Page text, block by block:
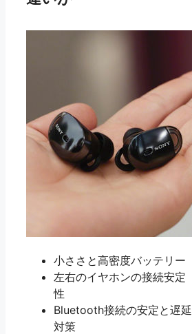
小ささと高密度バッテリー
左右のイヤホンの接続安定
性
Bluetooth接続の安定と遅延
対策